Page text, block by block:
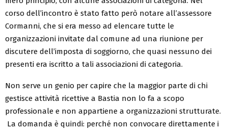
corso dell’incontro è stato fatto però notare all’assessore
Cormanni, che si era messo ad elencare tutte le
organizzazioni invitate dal comune ad una riunione per
discutere dell’imposta di soggiorno, che quasi nessuno dei
presenti era iscritto a tali associazioni di categoria.
Non serve un genio per capire che la maggior parte di chi
gestisce attività ricettive a Bastia non lo fa a scopo
professionale e non appartiene a organizzazioni strutturate.
La domanda è quindi: perché non convocare direttamente i